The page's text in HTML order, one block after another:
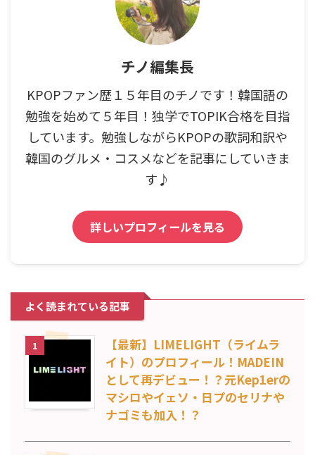
チノ編集長
KPOPファン歴１５年目のチノです！韓国語の
勉強を始めて５年目！独学でTOPIK合格を目指
しています。勉強しながらKPOPの歌詞和訳や
韓国のグルメ・コスメなどを記事にしていきま
す♪
詳しいプロフィールを見る
よく読まれている記事
1
【最新】LIMELIGHT（ライムラ
イト）のプロフィール！MADEIN
として再デビュー！？元Kep1erの
マシロやイェソ・日プのセリナや
ナゴミも加入！？